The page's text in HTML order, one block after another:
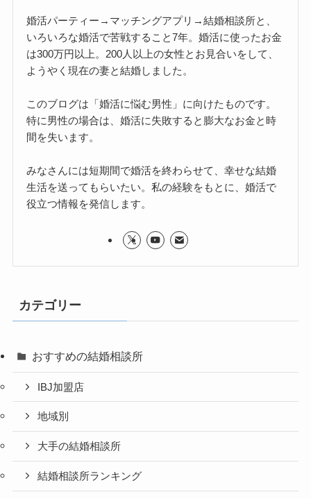
婚活パーティー→マッチングアプリ→結婚相談所と、
いろいろな婚活で苦戦すること7年。婚活に使ったお金
は300万円以上。200人以上の女性とお見合いをして、
ようやく現在の妻と結婚しました。
このブログは「婚活に悩む男性」に向けたものです。
特に男性の場合は、婚活に失敗すると膨大なお金と時
間を失います。
みなさんには短期間で婚活を終わらせて、幸せな結婚
生活を送ってもらいたい。私の経験をもとに、婚活で
役立つ情報を発信します。
カテゴリー
おすすめの結婚相談所
IBJ加盟店
地域別
大手の結婚相談所
結婚相談所ランキング